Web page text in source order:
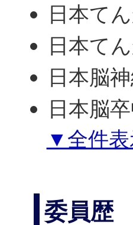
日本て
日本て
日本脳
日本脳
▼全件表
委員歴